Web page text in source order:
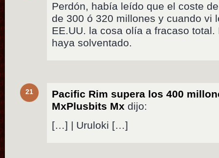
Perdón, había leído que el coste
de 300 ó 320 millones y cuando vi
EE.UU. la cosa olía a fracaso
haya solventado.
21
Pacific Rim supera los 400
MxPlusbits Mx dijo:
[…] | Uruloki […]